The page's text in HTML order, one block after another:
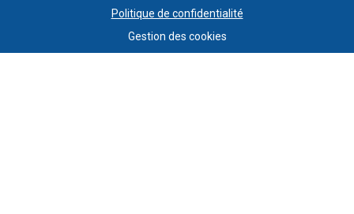
Politique de confidentialité
Gestion des cookies